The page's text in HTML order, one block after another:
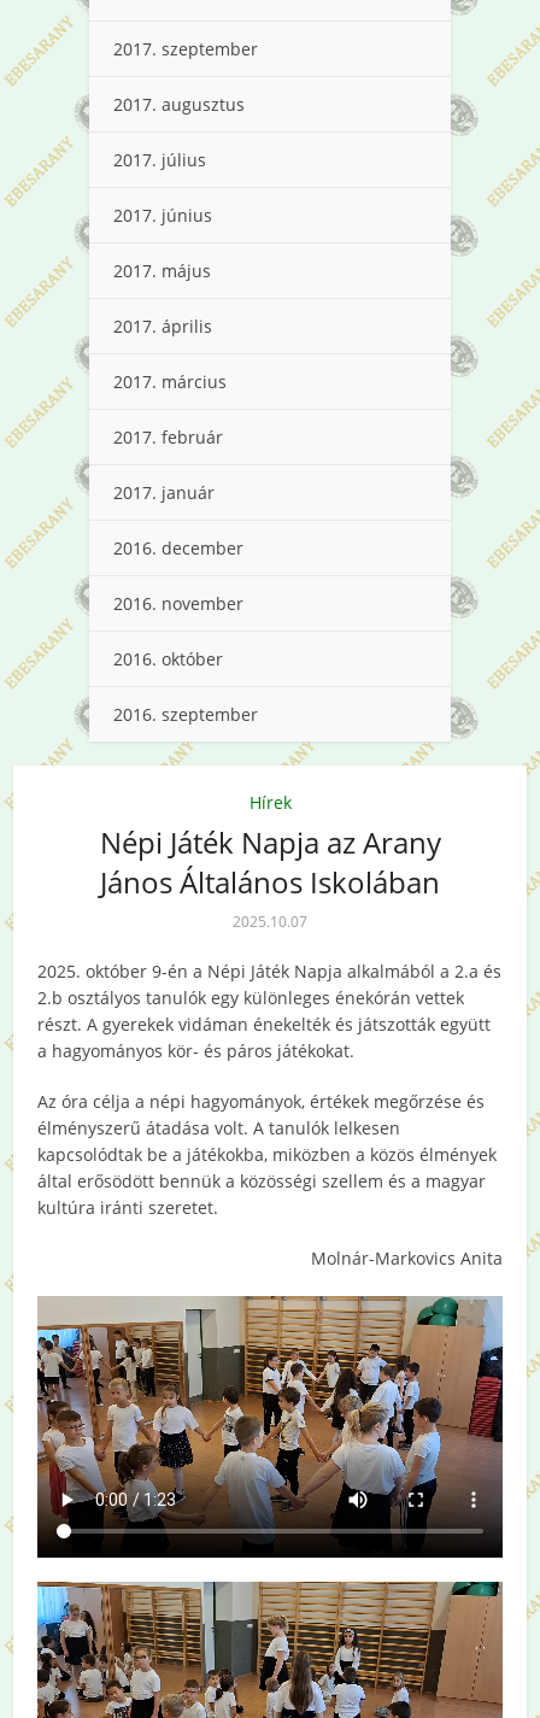
2017. szeptember
2017. augusztus
2017. július
2017. június
2017. május
2017. április
2017. március
2017. február
2017. január
2016. december
2016. november
2016. október
2016. szeptember
Hírek
Népi Játék Napja az Arany
János Általános Iskolában
2025.10.07
2025. október 9-én a Népi Játék Napja alkalmából a 2.a és
2.b osztályos tanulók egy különleges énekórán vettek
részt. A gyerekek vidáman énekelték és játszották együtt
a hagyományos kör- és páros játékokat.
Az óra célja a népi hagyományok, értékek megőrzése és
élményszerű átadása volt. A tanulók lelkesen
kapcsolódtak be a játékokba, miközben a közös élmények
által erősödött bennük a közösségi szellem és a magyar
kultúra iránti szeretet.
Molnár-Markovics Anita